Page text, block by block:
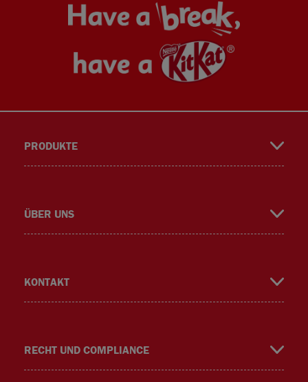
face
book
insta
PRODUKTE
ÜBER UNS
KONTAKT
RECHT UND COMPLIANCE